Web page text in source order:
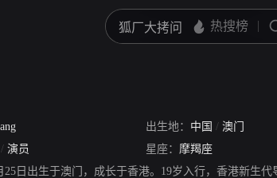
出生地： 中国 / 澳门
/ 演员 星座： 摩羯座
25日出生于澳门，成长于香港。19岁入行，香港新生